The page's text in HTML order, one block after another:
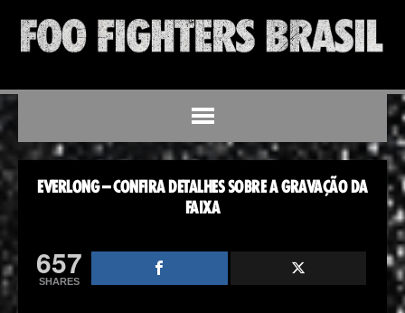
EVERLONG – CONFIRA DETALHES SOBRE A GRAVAÇÃO DA
FAIXA
657
SHARES